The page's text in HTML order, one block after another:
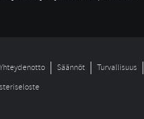
Yhteydenotto Säännöt Turvallisuus